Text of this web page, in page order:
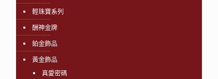
輕珠寶系列
酬神金牌
鉑金飾品
黃金飾品
真愛密碼